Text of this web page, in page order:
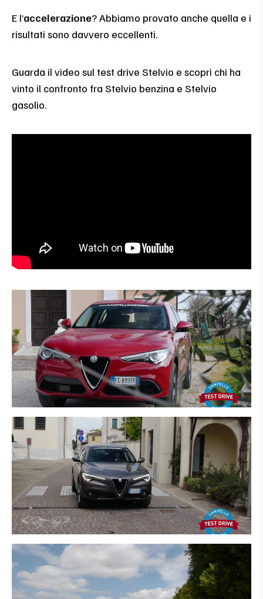
E l’accelerazione? Abbiamo provato anche quella e i
risultati sono davvero eccellenti.
Guarda il video sul test drive Stelvio e scopri chi ha
vinto il confronto fra Stelvio benzina e Stelvio
gasolio.